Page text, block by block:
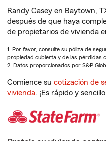
Randy Casey en Baytown,
después de que haya
de propietarios de vivienda
1. Por favor, consulte su póliza de
propiedad cubierta y de las pérdidas
2. Datos proporcionados por S&P
Comience su cotización de
vivienda. ¡Es rápido y